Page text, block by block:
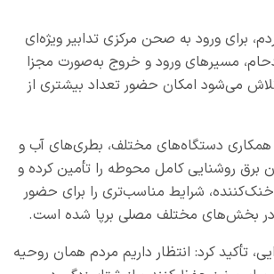
برای ورود به صحن مرکزی تدابیر ویژه‌ای
مسیرهای ورود و خروج به‌صورت مجزا
می‌شود امکان حضور تعداد بیشتری از
همکاری دستگاه‌های مختلف، بطری‌های آب و
روشنایی کامل محوطه را تأمین کرده و
شرایط مناسب‌تری را برای حضور
در بخش‌های مختلف مصلی برپا شده است.
تأکید کرد: انتظار داریم مردم همان روحیه